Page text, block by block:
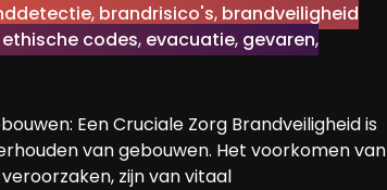
, brandrisico's, brandveiligheid
ethische codes, evacuatie, gevaren,
Een Cruciale Zorg Brandveiligheid is
van gebouwen. Het voorkomen van
zijn van vitaal